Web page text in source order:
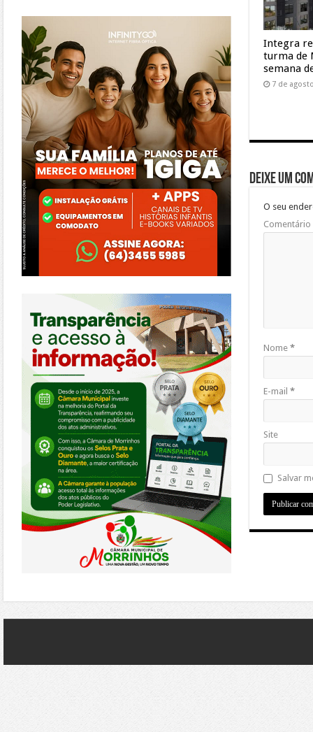
Integra
turma de
semana
7 de
Deixe um
O seu
Comentário
Nome *
E-mail *
Site
Salvar
https://www.infinitygo.com.br/
https://morrinhos.go.leg.br/